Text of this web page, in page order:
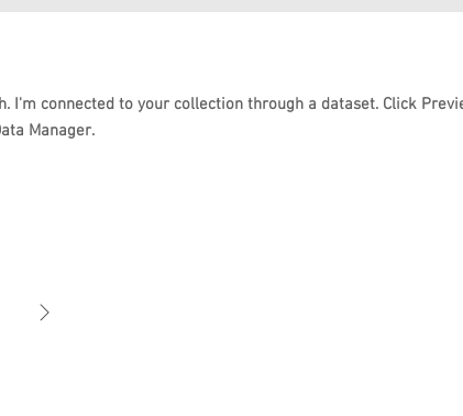
I'm connected to your collection through a dataset. Click
Manager.